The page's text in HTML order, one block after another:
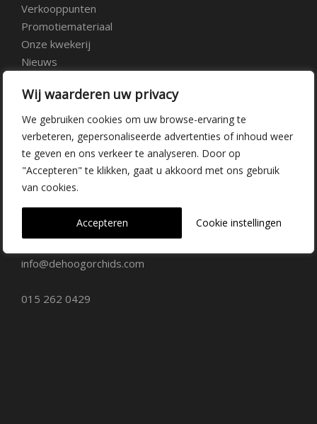
Wij waarderen uw privacy
We gebruiken cookies om uw browse-ervaring te
verbeteren, gepersonaliseerde advertenties of inhoud weer
te geven en ons verkeer te analyseren. Door op
"Accepteren" te klikken, gaat u akkoord met ons gebruik
van cookies.
Cookie instellingen
Accepteren
Verkooppunten
Promotiemateriaal
Onze kwekerij
Nieuws
Veelgestelde vragen
Vacatures
Contact
Kwekerij Delfgauw
Vrederustlaan 10
info@dehoogorchids.com
015 262 0429